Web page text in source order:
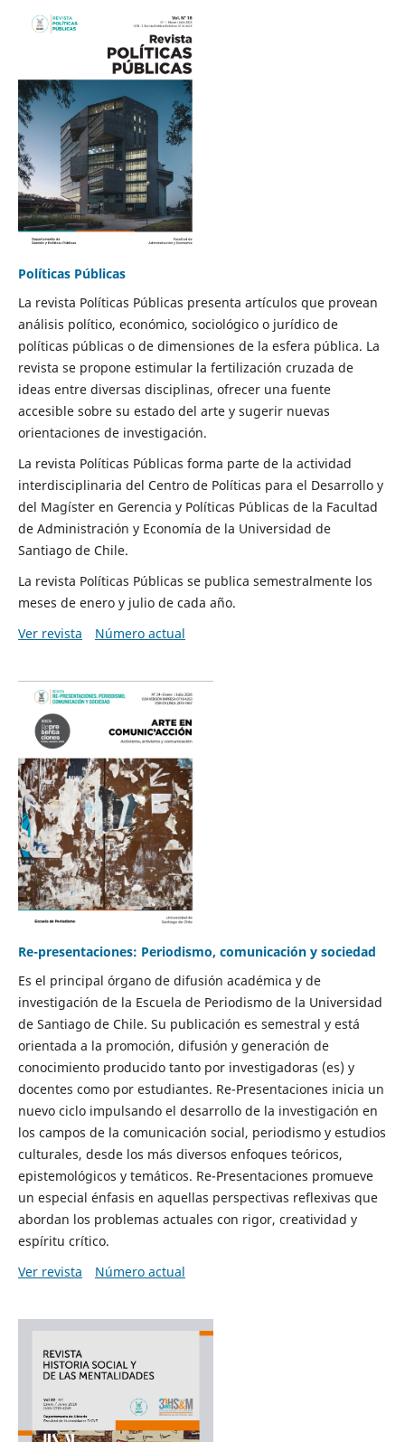
Políticas Públicas
La revista Políticas Públicas presenta artículos que provean
análisis político, económico, sociológico o jurídico de
políticas públicas o de dimensiones de la esfera pública. La
revista se propone estimular la fertilización cruzada de
ideas entre diversas disciplinas, ofrecer una fuente
accesible sobre su estado del arte y sugerir nuevas
orientaciones de investigación.
La revista Políticas Públicas forma parte de la actividad
interdisciplinaria del Centro de Políticas para el Desarrollo y
del Magíster en Gerencia y Políticas Públicas de la Facultad
de Administración y Economía de la Universidad de
Santiago de Chile.
La revista Políticas Públicas se publica semestralmente los
meses de enero y julio de cada año.
Ver revista
Número actual
Re-presentaciones: Periodismo, comunicación y sociedad
Es el principal órgano de difusión académica y de
investigación de la Escuela de Periodismo de la Universidad
de Santiago de Chile. Su publicación es semestral y está
orientada a la promoción, difusión y generación de
conocimiento producido tanto por investigadoras (es) y
docentes como por estudiantes. Re-Presentaciones inicia un
nuevo ciclo impulsando el desarrollo de la investigación en
los campos de la comunicación social, periodismo y estudios
culturales, desde los más diversos enfoques teóricos,
epistemológicos y temáticos. Re-Presentaciones promueve
un especial énfasis en aquellas perspectivas reflexivas que
abordan los problemas actuales con rigor, creatividad y
espíritu crítico.
Ver revista
Número actual